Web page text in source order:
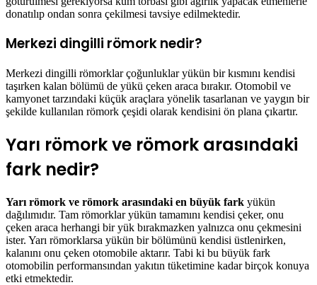
donatılıp ondan sonra çekilmesi tavsiye edilmektedir.
Merkezi dingilli römork nedir?
Merkezi dingilli römorklar çoğunluklar yükün bir kısmını kendisi
taşırken kalan bölümü de yükü çeken araca bırakır. Otomobil ve
kamyonet tarzındaki küçük araçlara yönelik tasarlanan ve yaygın bir
şekilde kullanılan römork çeşidi olarak kendisini ön plana çıkartır.
Yarı römork ve römork arasındaki
fark nedir?
Yarı römork ve römork arasındaki en büyük fark yükün
dağılımıdır. Tam römorklar yükün tamamını kendisi çeker, onu
çeken araca herhangi bir yük bırakmazken yalnızca onu çekmesini
ister. Yarı römorklarsa yükün bir bölümünü kendisi üstlenirken,
kalanını onu çeken otomobile aktarır. Tabi ki bu büyük fark
otomobilin performansından yakıtın tüketimine kadar birçok konuya
etki etmektedir.